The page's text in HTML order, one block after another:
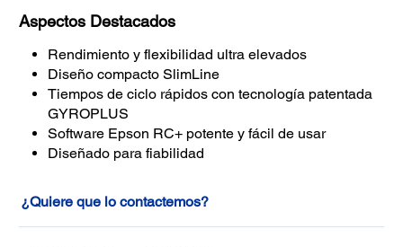
Aspectos Destacados
Rendimiento y flexibilidad ultra elevados
Diseño compacto SlimLine
Tiempos de ciclo rápidos con tecnología patentada
GYROPLUS
Software Epson RC+ potente y fácil de usar
Diseñado para fiabilidad
¿Quiere que lo contactemos?